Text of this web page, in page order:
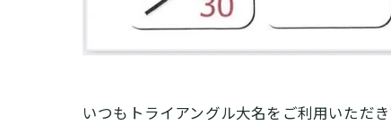
いつもトライアングル大名をご利用いただ